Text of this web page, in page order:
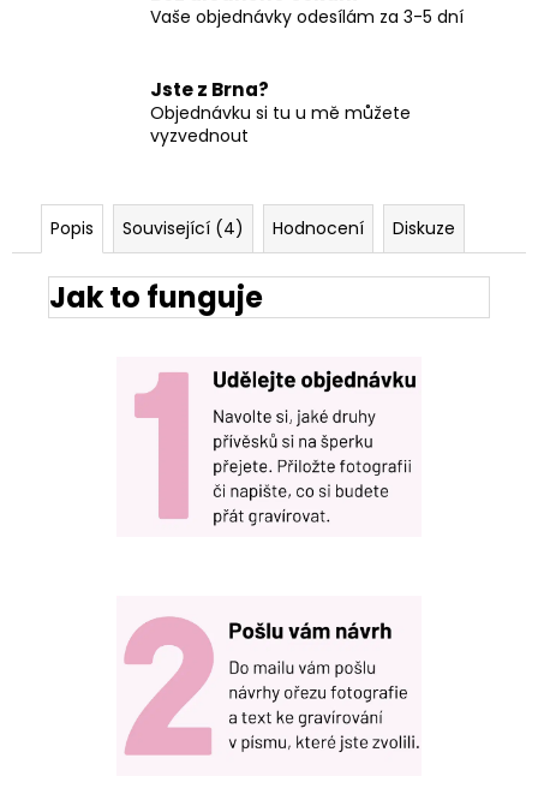
Vaše objednávky odesílám za 3-5 dní
Jste z Brna?
Objednávku si tu u mě můžete
vyzvednout
Popis Související (4) Hodnocení Diskuze
Jak to funguje